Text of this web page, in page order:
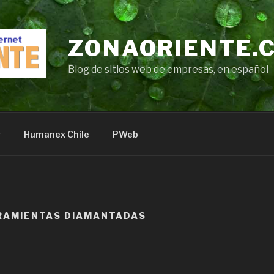
Blog de sitios web de empresas, en español
Humanex Chile PWeb
DIAMANTADAS